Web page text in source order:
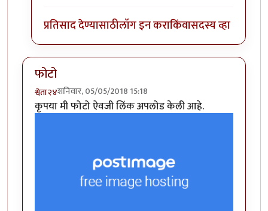
प्रतिसाद देण्यासाठीलॉग इन कराकिंवासदस्य व्हा
फोटो
श्वेता२४शनिवार, 05/05/2018 15:18
कृपया मी फोटो ऐवजी लिंक अपलोड केली आहे.